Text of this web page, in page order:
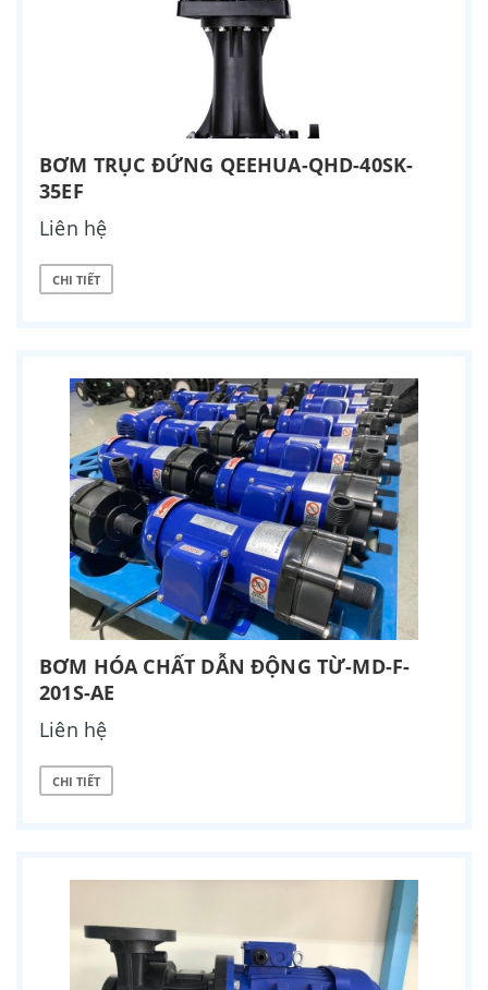
BƠM TRỤC ĐỨNG QEEHUA-QHD-40SK-
35EF
Liên hệ
CHI TIẾT
BƠM HÓA CHẤT DẪN ĐỘNG TỪ-MD-F-
201S-AE
Liên hệ
CHI TIẾT